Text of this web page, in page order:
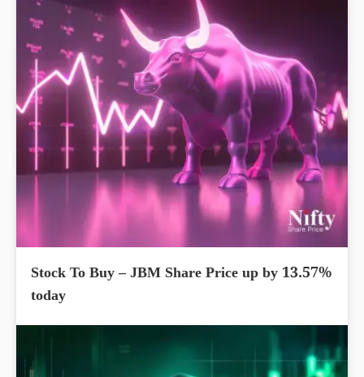
Stock To Buy – JBM Share Price up by 13.57%
today